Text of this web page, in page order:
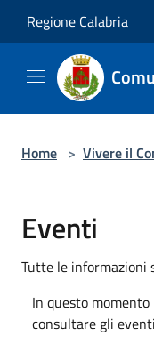
Regione Calabria
Home > Vivere il
Eventi
Tutte le informazioni
In questo
consultare gli